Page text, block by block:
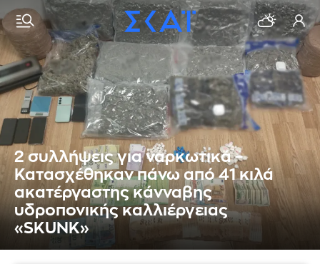
2 συλλήψεις για ναρκωτικά –
Κατασχέθηκαν πάνω από 41 κιλά
ακατέργαστης κάνναβης
υδροπονικής καλλιέργειας
«SKUNK»